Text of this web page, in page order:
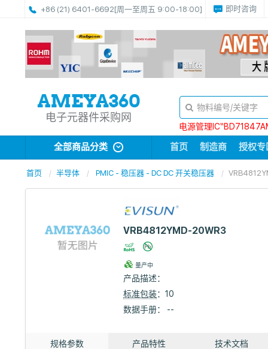
+86 (21) 6401-6692[周一至周五 9:00-18:00] 即时咨询
电子元器件采购网
电源管理
全部商品分类 首页 制造商 授权专
首页 半导体 PMIC - 稳压器 - DC DC 开关稳压器
VRB4812YMD-20WR3
量产中
产品描述：
标准包装：10
数据手册： --
规格参数 产品特性 技术文档